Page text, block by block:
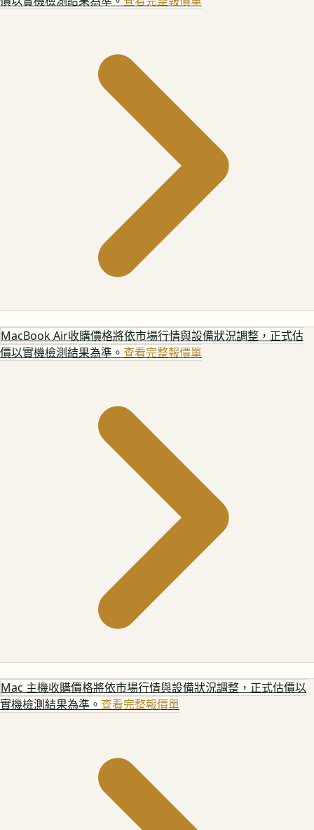
MacBook Air收購價格將依市場行情與設備狀況調整，正式估
價以實機檢測結果為準。 查看完整報價單
Mac 主機收購價格將依市場行情與設備狀況調整，正式估價以
實機檢測結果為準。 查看完整報價單